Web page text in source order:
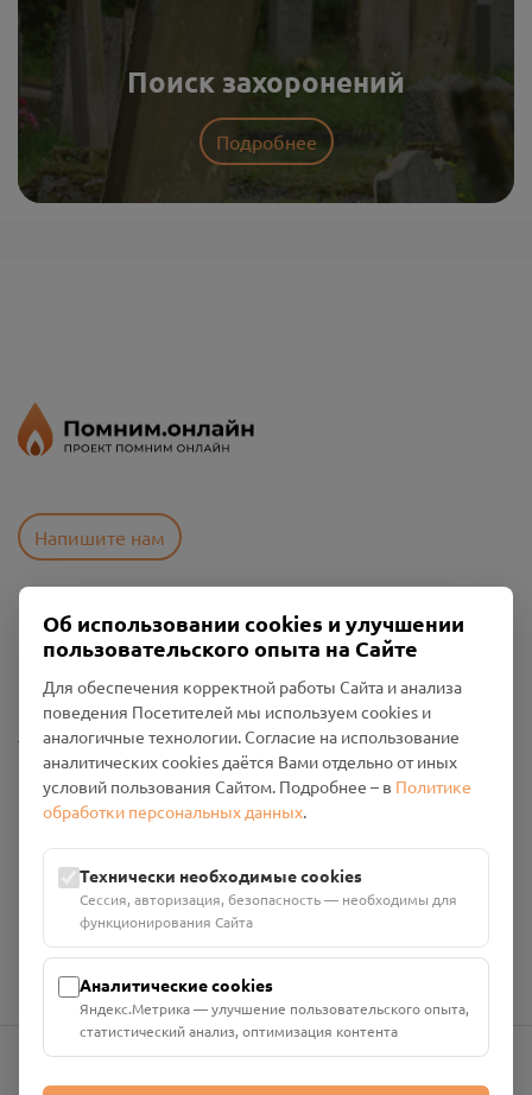
Поиск захоронений
Подробнее
Напишите нам
Пользовательское соглашение
Политика конфиденциальности
Промо-материалы
Настройки cookies
Общество с ограниченной ответственностью «Смоленский
Проект Помним»
Юридический адрес: 216790, Смоленская область, р-н
Руднянский, г. Рудня, улица Западная, д. 26А, пом. 18
Номер счёта: 40702810901130004287 в АО "АЛЬФА-БАНК"
Кор. счёт: 30101810200000000593
Об использовании cookies и улучшении
пользовательского опыта на Сайте
Для обеспечения корректной работы Сайта и анализа
поведения Посетителей мы используем cookies и
аналогичные технологии. Согласие на использование
аналитических cookies даётся Вами отдельно от иных
условий пользования Сайтом. Подробнее – в Политике
обработки персональных данных.
Технически необходимые cookies
Сессия, авторизация, безопасность — необходимы для
функционирования Сайта
Аналитические cookies
Яндекс.Метрика — улучшение пользовательского опыта,
статистический анализ, оптимизация контента